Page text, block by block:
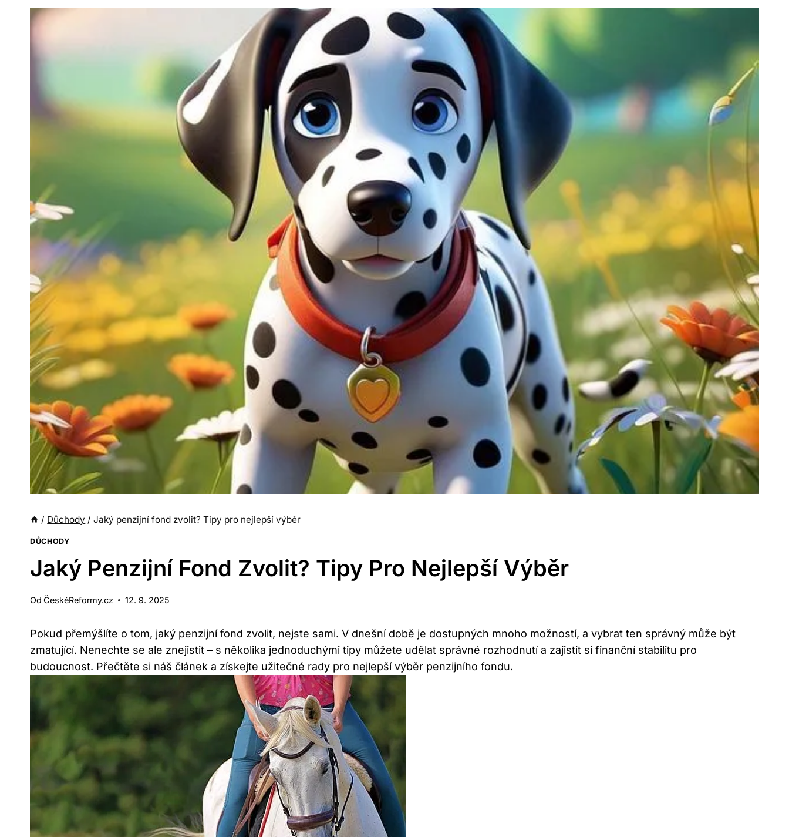
/ Důchody / Jaký penzijní fond zvolit? Tipy pro nejlepší výběr
DŮCHODY
Jaký Penzijní Fond Zvolit? Tipy Pro Nejlepší Výběr
Od ČeskéReformy.cz 12. 9. 2025
Pokud přemýšlíte o tom, jaký penzijní ⁤fond ‍zvolit, nejste ⁣sami.‌ V dnešní době je dostupných mnoho možností, a⁢ vybrat‍ ten správný⁣ může být
zmatující.​ Nenechte se ale znejistit – s několika ⁣jednoduchými tipy můžete udělat správné rozhodnutí a zajistit si ‌finanční ⁢stabilitu pro
budoucnost. ⁤Přečtěte si náš článek a získejte užitečné rady⁤ pro​ nejlepší výběr penzijního fondu.